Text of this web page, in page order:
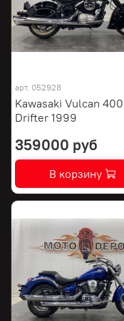
арт. 052928
Kawasaki Vulcan 400
Drifter 1999
359000 руб
В корзину